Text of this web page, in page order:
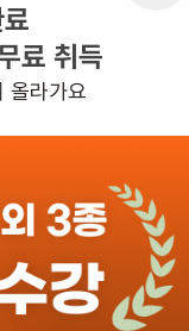
하기
료 취득
올라가요